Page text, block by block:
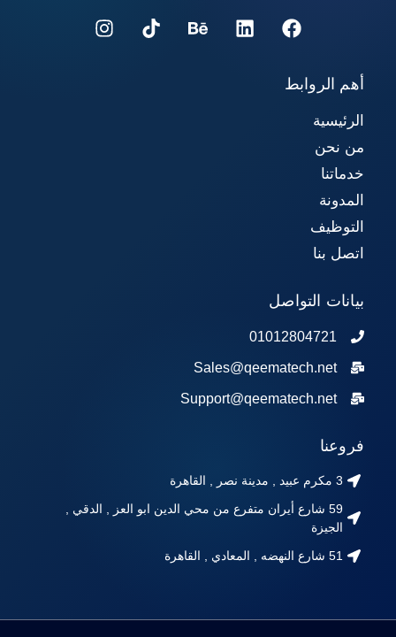
أهم الروابط
الرئيسية
من نحن
خدماتنا
المدونة
التوظيف
اتصل بنا
بيانات التواصل
01012804721
Sales@qeematech.net
Support@qeematech.net
فروعنا
3 مكرم عبيد , مدينة نصر , القاهرة
59 شارع أيران متفرع من محي الدين ابو العز , الدقي ,
الجيزة
51 شارع النهضه , المعادي , القاهرة